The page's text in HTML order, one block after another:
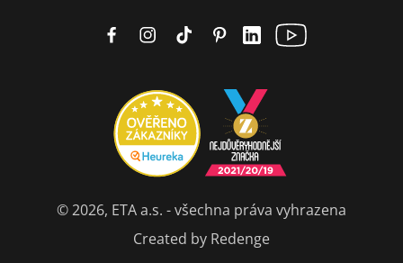
© 2026, ETA a.s. - všechna práva vyhrazena
Created by Redenge